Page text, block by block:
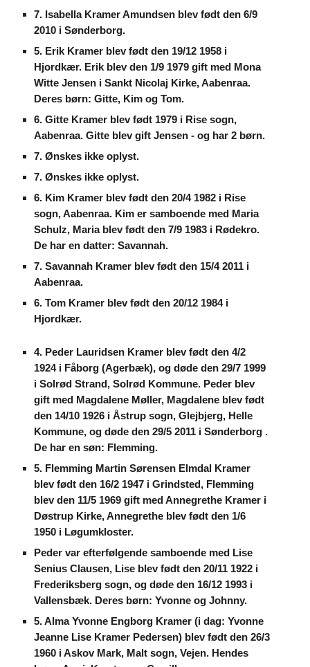
7. Isabella Kramer Amundsen blev født den 6/9
2010 i Sønderborg.
5. Erik Kramer blev født den 19/12 1958 i
Hjordkær. Erik blev den 1/9 1979 gift med Mona
Witte Jensen i Sankt Nicolaj Kirke, Aabenraa.
Deres børn: Gitte, Kim og Tom.
6. Gitte Kramer blev født 1979 i Rise sogn,
Aabenraa. Gitte blev gift Jensen - og har 2 børn.
7. Ønskes ikke oplyst.
7. Ønskes ikke oplyst.
6. Kim Kramer blev født den 20/4 1982 i Rise
sogn, Aabenraa. Kim er samboende med Maria
Schulz, Maria blev født den 7/9 1983 i Rødekro.
De har en datter: Savannah.
7. Savannah Kramer blev født den 15/4 2011 i
Aabenraa.
6. Tom Kramer blev født den 20/12 1984 i
Hjordkær.
4. Peder Lauridsen Kramer blev født den 4/2
1924 i Fåborg (Agerbæk), og døde den 29/7 1999
i Solrød Strand, Solrød Kommune. Peder blev
gift med Magdalene Møller, Magdalene blev født
den 14/10 1926 i Åstrup sogn, Glejbjerg, Helle
Kommune, og døde den 29/5 2011 i Sønderborg .
De har en søn: Flemming.
5. Flemming Martin Sørensen Elmdal Kramer
blev født den 16/2 1947 i Grindsted, Flemming
blev den 11/5 1969 gift med Annegrethe Kramer i
Døstrup Kirke, Annegrethe blev født den 1/6
1950 i Løgumkloster.
Peder var efterfølgende samboende med Lise
Senius Clausen, Lise blev født den 20/11 1922 i
Frederiksberg sogn, og døde den 16/12 1993 i
Vallensbæk. Deres børn: Yvonne og Johnny.
5. Alma Yvonne Engborg Kramer (i dag: Yvonne
Jeanne Lise Kramer Pedersen) blev født den 26/3
1960 i Askov Mark, Malt sogn, Vejen. Hendes